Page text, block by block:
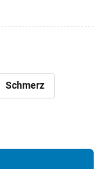
Schmerz